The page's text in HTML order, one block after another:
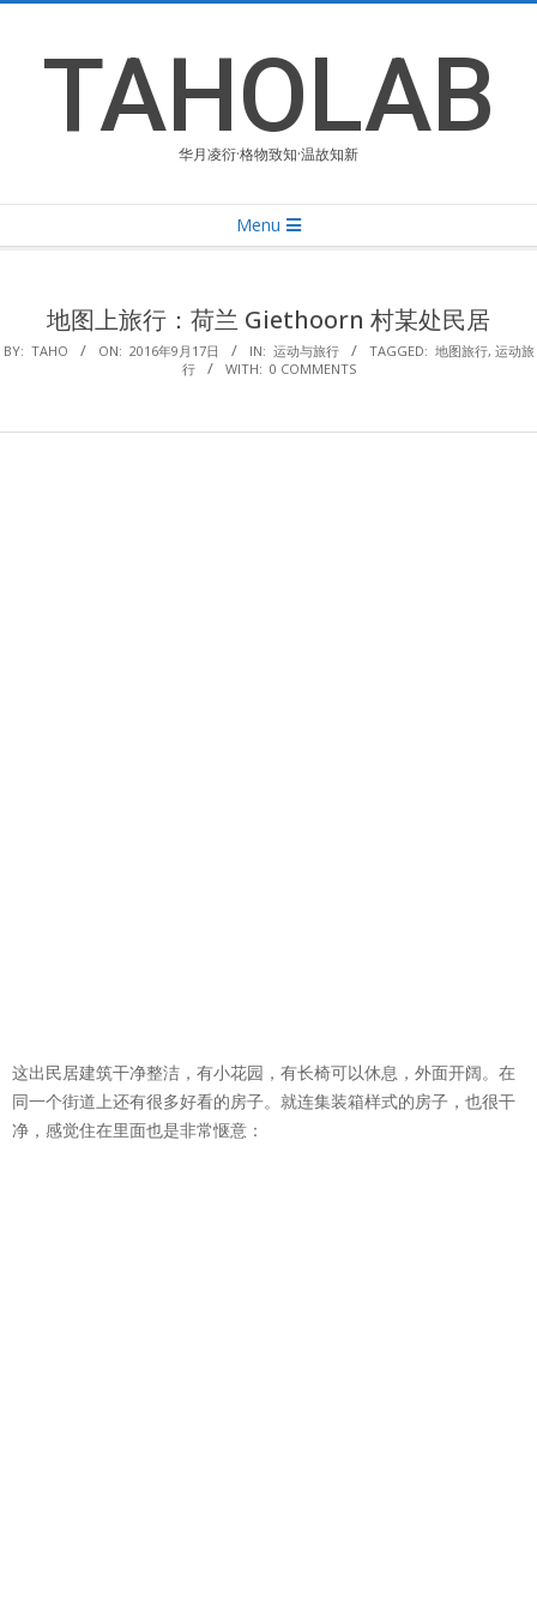
contentTAHOLAB
华月凌衍·格物致知·温故知新
Navigation
Menu
地图上旅行：荷兰 Giethoorn 村某处民居
BY: TAHO ON: 2016年9月17日 IN: 运动与旅行 TAGGED: 地图旅行, 运动旅
行
WITH: 0 COMMENTS
这出民居建筑干净整洁，有小花园，有长椅可以休息，外面开阔。在
同一个街道上还有很多好看的房子。就连集装箱样式的房子，也很干
净，感觉住在里面也是非常惬意：